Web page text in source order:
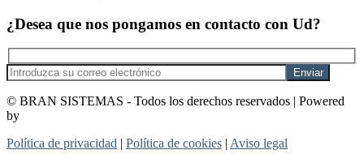
¿Desea que nos pongamos en contacto con Ud?
© BRAN SISTEMAS - Todos los derechos reservados | Powered
by
Política de privacidad | Política de cookies | Aviso legal